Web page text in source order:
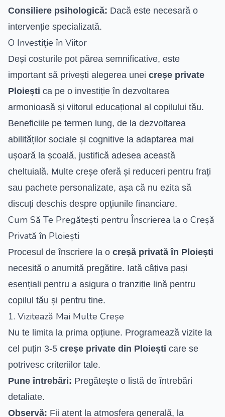
Consiliere psihologică: Dacă este necesară o
intervenție specializată.
O Investiție în Viitor
Deși costurile pot părea semnificative, este
important să privești alegerea unei creșe private
Ploiești ca pe o investiție în dezvoltarea
armonioasă și viitorul educațional al copilului tău.
Beneficiile pe termen lung, de la dezvoltarea
abilităților sociale și cognitive la adaptarea mai
ușoară la școală, justifică adesea această
cheltuială. Multe creșe oferă și reduceri pentru frați
sau pachete personalizate, așa că nu ezita să
discuți deschis despre opțiunile financiare.
Cum Să Te Pregătești pentru Înscrierea la o Creșă
Privată în Ploiești
Procesul de înscriere la o creșă privată în Ploiești
necesită o anumită pregătire. Iată câțiva pași
esențiali pentru a asigura o tranziție lină pentru
copilul tău și pentru tine.
1. Vizitează Mai Multe Creșe
Nu te limita la prima opțiune. Programează vizite la
cel puțin 3-5 creșe private din Ploiești care se
potrivesc criteriilor tale.
Pune întrebări: Pregătește o listă de întrebări
detaliate.
Observă: Fii atent la atmosfera generală, la